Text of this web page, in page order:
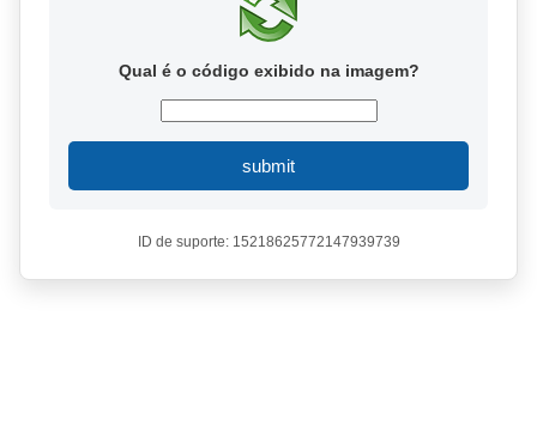
Qual é o código exibido na imagem?
submit
ID de suporte: 15218625772147939739